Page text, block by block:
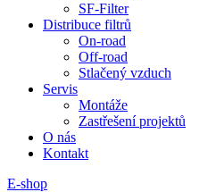
SF-Filter
Distribuce filtrů
On-road
Off-road
Stlačený vzduch
Servis
Montáže
Zastřešení projektů
O nás
Kontakt
E-shop